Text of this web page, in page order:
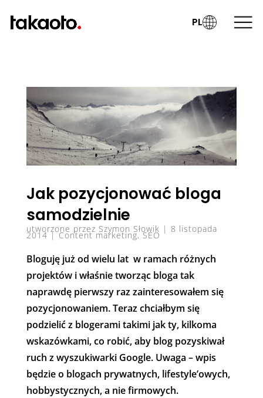
PL
Jak pozycjonować bloga
samodzielnie
utworzone przez Szymon Słowik | 8 listopada
2014|Content marketing,SEO
Bloguję już od wielu lat w ramach różnych
projektów i właśnie tworząc bloga tak
naprawdę pierwszy raz zainteresowałem się
pozycjonowaniem. Teraz chciałbym się
podzielić z blogerami takimi jak ty, kilkoma
wskazówkami, co robić, aby blog pozyskiwał
ruch z wyszukiwarki Google. Uwaga – wpis
będzie o blogach prywatnych, lifestyle’owych,
hobbystycznych, a nie firmowych.